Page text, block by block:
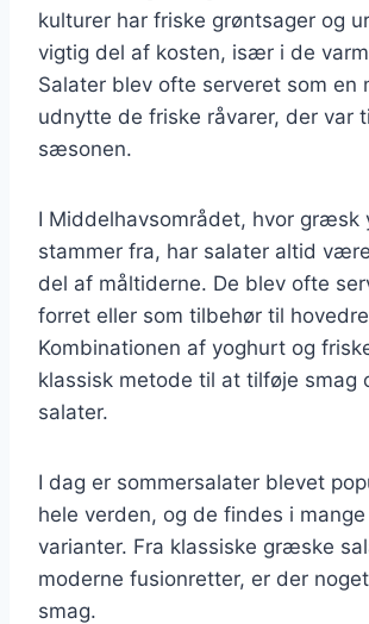
kulturer har friske grøntsager og
vigtig del af kosten, især i de
Salater blev ofte serveret som en
udnytte de friske råvarer, der var
sæsonen.
I Middelhavsområdet, hvor græsk
stammer fra, har salater altid
del af måltiderne. De blev ofte
forret eller som tilbehør til
Kombinationen af yoghurt og
klassisk metode til at tilføje smag
salater.
I dag er sommersalater blevet
hele verden, og de findes i
varianter. Fra klassiske græske
moderne fusionretter, er der
smag.